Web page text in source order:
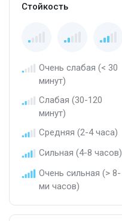
Стойкость
Очень слабая (< 30
минут)
Слабая (30-120
минут)
Средняя (2-4 часа)
Сильная (4-8 часов)
Очень сильная (> 8-
ми часов)